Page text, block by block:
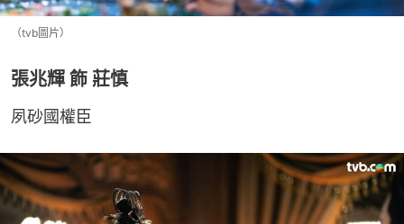
（tvb圖片）
張兆輝 飾 莊慎
夙砂國權臣